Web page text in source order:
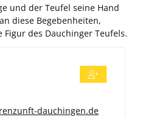
dauchingen.de
und der Teufel seine Hand
diese Begebenheiten,
des Dauchinger Teufels.